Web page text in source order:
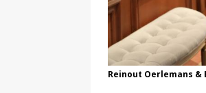
Reinout Oerlemans &